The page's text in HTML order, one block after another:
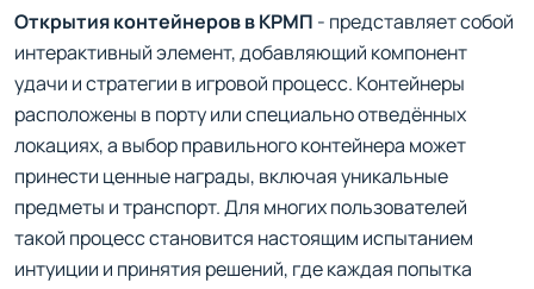
Открытия контейнеров в КРМП - представляет собой
интерактивный элемент, добавляющий компонент
удачи и стратегии в игровой процесс. Контейнеры
расположены в порту или специально отведённых
локациях, а выбор правильного контейнера может
принести ценные награды, включая уникальные
предметы и транспорт. Для многих пользователей
такой процесс становится настоящим испытанием
интуиции и принятия решений, где каждая попытка